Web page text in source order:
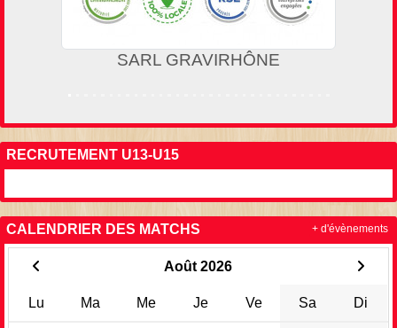
SARL GRAVIRHÔNE
RECRUTEMENT U13-U15
CALENDRIER DES MATCHS
Août 2026
Lu Ma Me Je Ve Sa Di
+ d'évènements